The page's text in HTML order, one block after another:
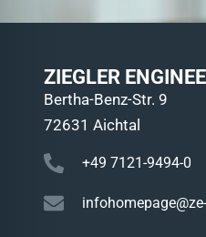
ZIEGLER
Bertha-Benz-Str. 9
72631 Aichtal
+49 7121-9494-0